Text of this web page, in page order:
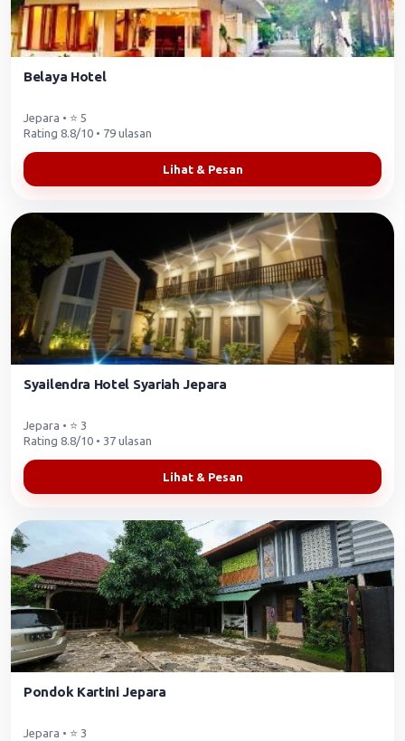
Belaya Hotel
Jepara • ⭐ 5
Rating 8.8/10 • 79 ulasan
Lihat & Pesan
Syailendra Hotel Syariah Jepara
Jepara • ⭐ 3
Rating 8.8/10 • 37 ulasan
Lihat & Pesan
Pondok Kartini Jepara
Jepara • ⭐ 3